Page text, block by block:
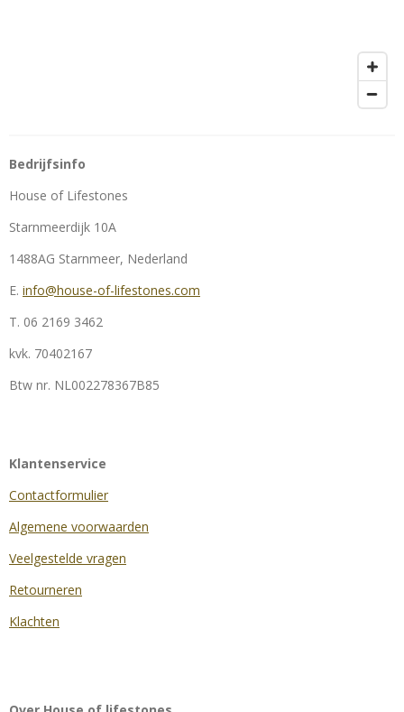
Bedrijfsinfo
House of Lifestones
Starnmeerdijk 10A
1488AG Starnmeer, Nederland
E. info@house-of-lifestones.com
T. 06 2169 3462
kvk. 70402167
Btw nr. NL002278367B85
Klantenservice
Contactformulier
Algemene voorwaarden
Veelgestelde vragen
Retourneren
Klachten